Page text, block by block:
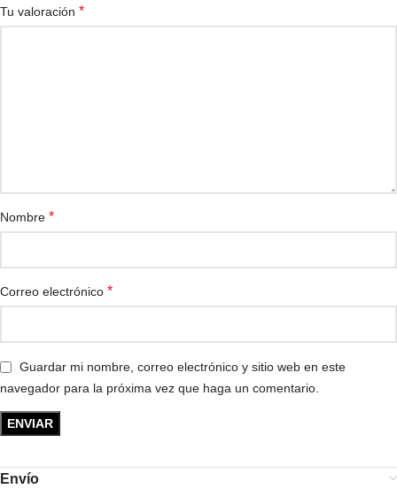
Tu valoración *
Nombre *
Correo electrónico *
Guardar mi nombre, correo electrónico y sitio web en este
navegador para la próxima vez que haga un comentario.
Envío